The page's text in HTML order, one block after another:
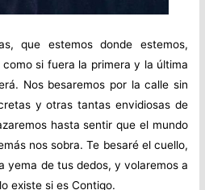
que estemos donde estemos,
si fuera la primera y la última
Nos besaremos por la calle sin
y otras tantas envidiosas de
hasta sentir que el mundo
nos sobra. Te besaré el cuello,
yema de tus dedos, y volaremos a
existe si es Contigo.